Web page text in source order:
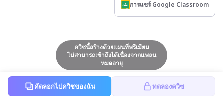
การแชร์ Google Classroom
ควิซนี้สร้างด้วยแผนที่พรีเมียม
ไม่สามารถเข้าถึงได้เนื่องจากแพลน
หมดอายุ
คัดลอกไปควิซของฉัน ทดลองควิซ